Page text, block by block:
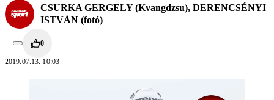
CSURKA GERGELY (Kvangdzsu), DERENCSÉNYI
ISTVÁN (fotó)
0
2019.07.13. 10:03